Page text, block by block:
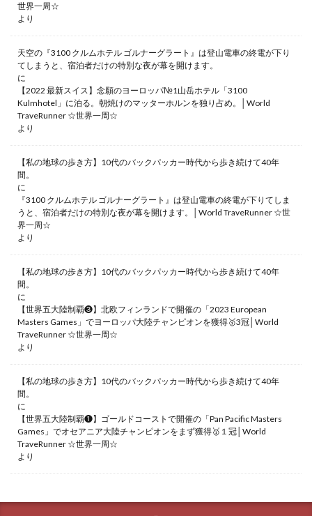
世界一周☆
より
天空の『3100 クルムホテル ゴルナーグラート』は登山電車の終電が下り
てしまうと、宿泊者だけの特別な夜が幕を開けます。
に
【2022 最新スイス】念願のヨーロッパ№1山岳ホテル「3100
Kulmhotel」に泊る。朝焼けのマッターホルンを独り占め。│World
TraveRunner ☆世界一周☆
より
【私の地球の歩き方】10代のバックパッカー時代から歩き続けて40年
間。
に
『3100 クルムホテル ゴルナーグラート』は登山電車の終電が下りてしま
うと、宿泊者だけの特別な夜が幕を開けます。│World TraveRunner ☆世
界一周☆
より
【私の地球の歩き方】10代のバックパッカー時代から歩き続けて40年
間。
に
【世界五大陸制覇❸】北欧フィンランドで開催の「2023 European
Masters Games」でヨーロッパ大陸チャンピオンを獲得🥇3冠│World
TraveRunner ☆世界一周☆
より
【私の地球の歩き方】10代のバックパッカー時代から歩き続けて40年
間。
に
【世界五大陸制覇❶】ゴールドコーストで開催の「Pan Pacific Masters
Games」でオセアニア大陸チャンピオンをまず獲得🥇１冠│World
TraveRunner ☆世界一周☆
より